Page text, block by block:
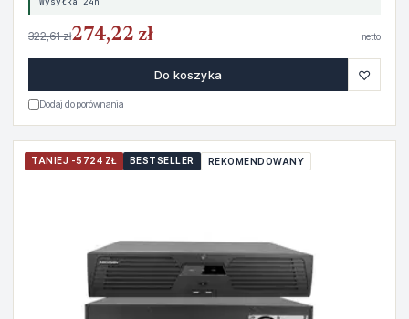
322,61 zł274,22 zł netto
Do koszyka ♡
Dodaj do porównania
TANIEJ -5724 ZŁ BESTSELLER REKOMENDOWANY